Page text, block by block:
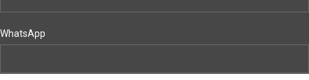
WhatsApp